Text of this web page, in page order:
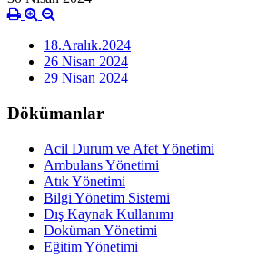
18.Aralık.2024
26 Nisan 2024
29 Nisan 2024
Dökümanlar
Acil Durum ve Afet Yönetimi
Ambulans Yönetimi
Atık Yönetimi
Bilgi Yönetim Sistemi
Dış Kaynak Kullanımı
Doküman Yönetimi
Eğitim Yönetimi